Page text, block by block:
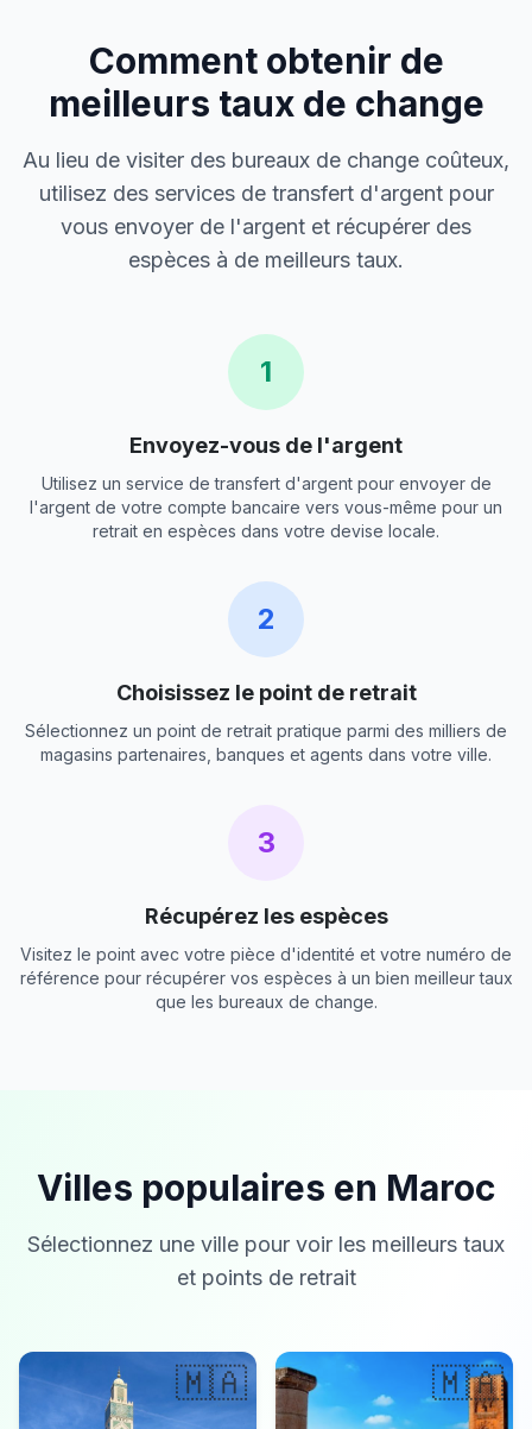
Comment obtenir de
meilleurs taux de change
Au lieu de visiter des bureaux de change coûteux,
utilisez des services de transfert d'argent pour
vous envoyer de l'argent et récupérer des
espèces à de meilleurs taux.
1
Envoyez-vous de l'argent
Utilisez un service de transfert d'argent pour envoyer de
l'argent de votre compte bancaire vers vous-même pour un
retrait en espèces dans votre devise locale.
2
Choisissez le point de retrait
Sélectionnez un point de retrait pratique parmi des milliers de
magasins partenaires, banques et agents dans votre ville.
3
Récupérez les espèces
Visitez le point avec votre pièce d'identité et votre numéro de
référence pour récupérer vos espèces à un bien meilleur taux
que les bureaux de change.
Villes populaires en Maroc
Sélectionnez une ville pour voir les meilleurs taux
et points de retrait
🇲🇦 🇲🇦